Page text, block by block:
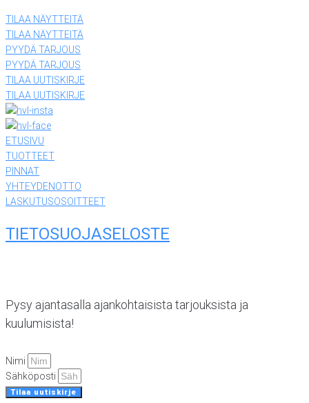
TILAA NÄYTTEITÄ
TILAA NÄYTTEITÄ
PYYDÄ TARJOUS
PYYDÄ TARJOUS
TILAA UUTISKIRJE
TILAA UUTISKIRJE
ETUSIVU
TUOTTEET
PINNAT
YHTEYDENOTTO
LASKUTUSOSOITTEET
TIETOSUOJASELOSTE
Pysy ajantasalla ajankohtaisista tarjouksista ja
kuulumisista!
Nimi
Sähköposti
Tilaa uutiskirje